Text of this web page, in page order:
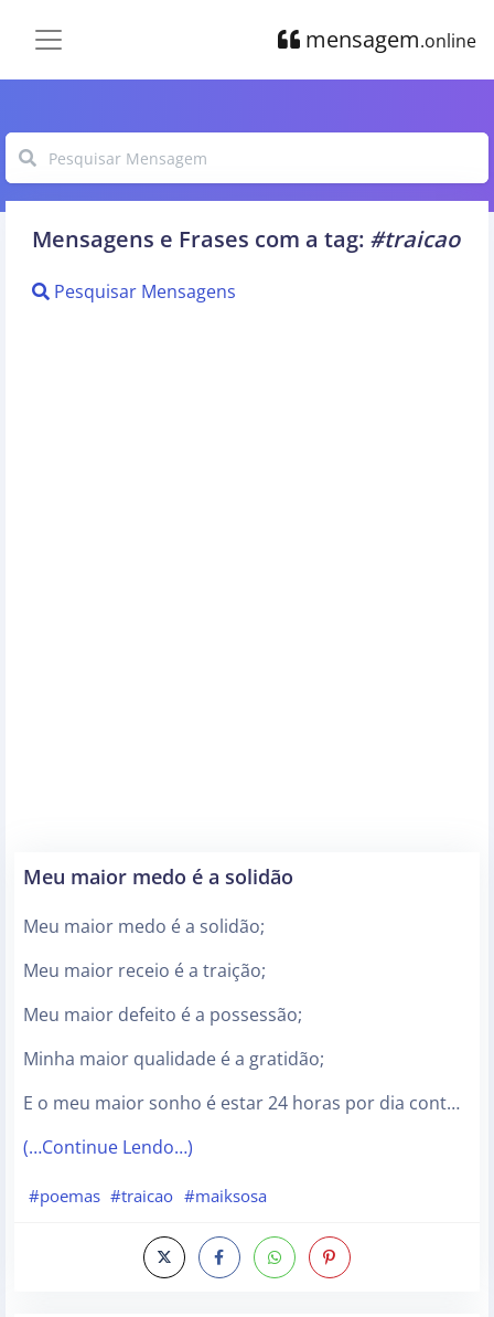
mensagem.online
Mensagens e Frases com a tag: #traicao
Pesquisar Mensagens
Meu maior medo é a solidão
Meu maior medo é a solidão;
Meu maior receio é a traição;
Meu maior defeito é a possessão;
Minha maior qualidade é a gratidão;
E o meu maior sonho é estar 24 horas por dia cont…
(…Continue Lendo…)
#poemas #traicao #maiksosa